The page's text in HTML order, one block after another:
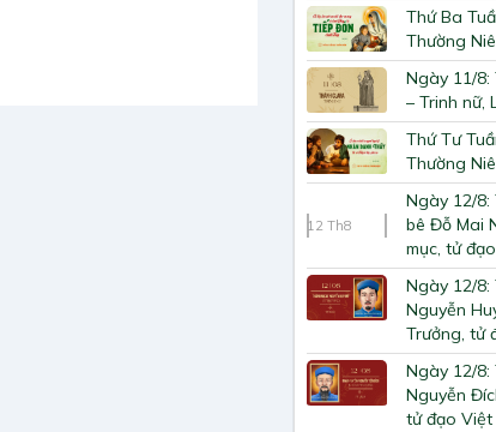
Thứ Ba
Thường
Ngày 11/
– Trinh nữ,
Thứ Tư
Thường
12 Th8
Ngày 12/
bê Đỗ Mai
mục, tử
Ngày 12/
Nguyễn
Trưởng, tử
Ngày 12/
Nguyễn
tử đạo Việt